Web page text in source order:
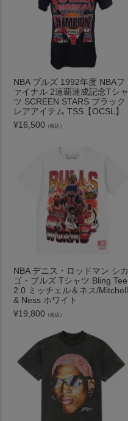
NBA ブルズ 1992年度 NBAフ
ァイナル 2連覇達成記念Tシャ
ツ SCREEN STARS ブラック
レアアイテム TSS【OCSL】
¥16,500 （税込）
NBA デニス・ロッドマン シカ
ゴ・ブルズ Tシャツ Bling Tee
2.0 ミッチェル＆ネス/Mitchell
& Ness ホワイト
¥19,800 （税込）